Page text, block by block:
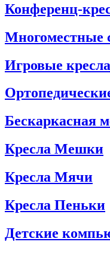
Конференц-
Многоместные
Игровые кресла
Бескаркасная
Кресла Мешки
Кресла Мячи
Кресла Пеньки
Детские